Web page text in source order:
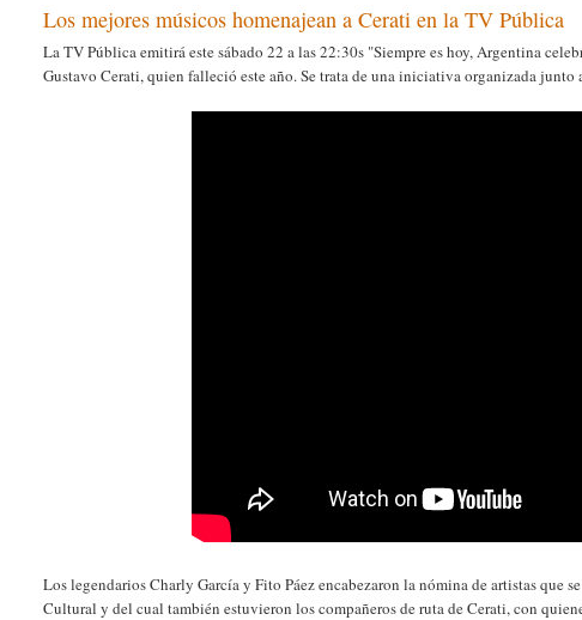
Los mejores músicos homenajean a Cerati en la TV Pública
La TV Pública emitirá este sábado 22 a las 22:30s "Siempre es hoy, Argentina
Gustavo Cerati, quien falleció este año. Se trata de una iniciativa organizada
Los legendarios Charly García y Fito Páez encabezaron la nómina de artistas que
Cultural y del cual también estuvieron los compañeros de ruta de Cerati, con